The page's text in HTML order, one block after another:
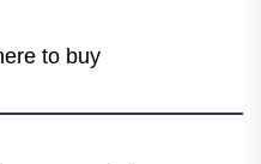
to buy